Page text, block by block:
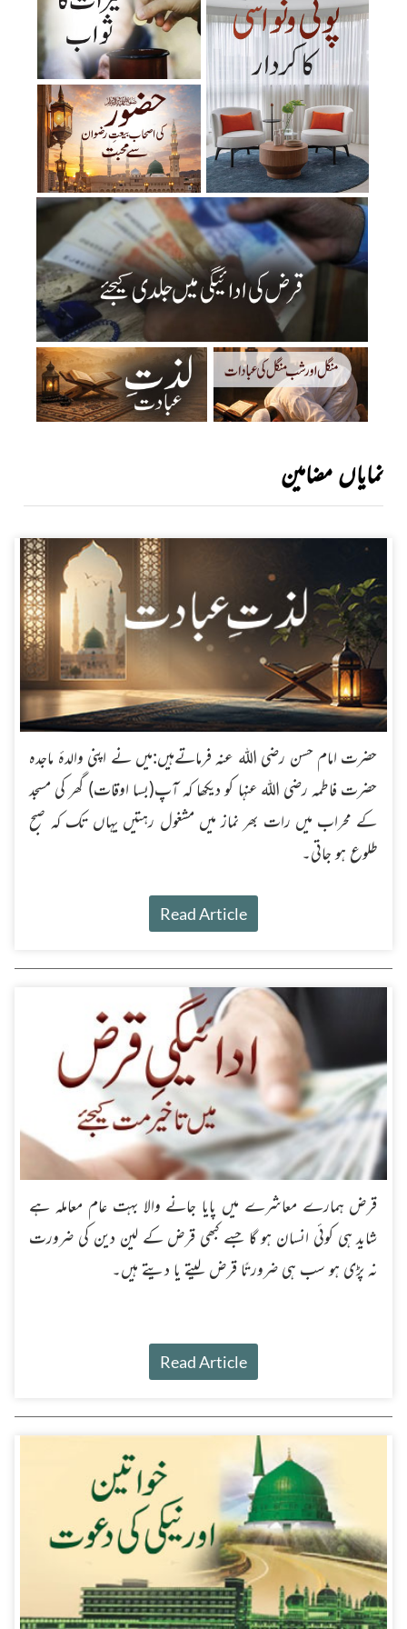
نمایاں مضامین
حضرت امام حسن رضی اللہ عنہ فرماتےہیں:میں نے اپنی والدۂ ماجدہ
حضرت فاطمہ رضی اللہ عنہا کو دیکھا کہ آپ(بسا اوقات) گھر کی مسجد
کے محراب میں رات بھر نماز میں مشغول رہتیں یہاں تک کہ صبح
طلوع ہو جاتی۔
Read Article
قرض ہمارے معاشرے میں پایا جانے والا بہت عام معاملہ ہے
شاید ہی کوئی انسان ہو گا جسے کبھی قرض کے لین دین کی ضرورت
نہ پڑی ہو سب ہی ضرورتًا قرض لیتے یا دیتے ہیں۔
Read Article